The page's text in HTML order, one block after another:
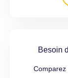
Besoin
Comparez